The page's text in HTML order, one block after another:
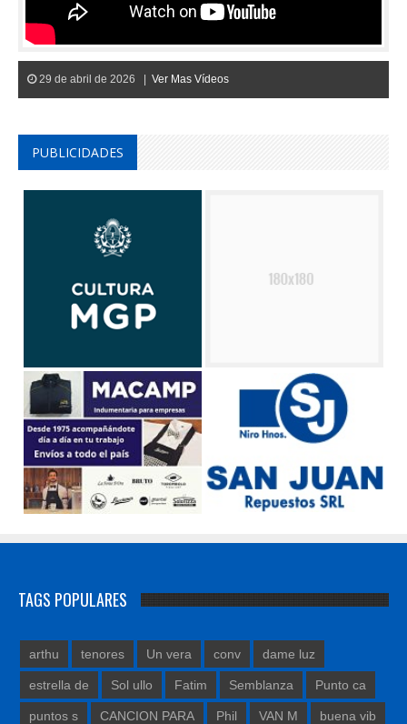
29 de abril de 2026 | Ver Mas Vídeos
PUBLICIDADES
TAGS POPULARES
arthu tenores Un vera conv dame luz
estrella de Sol ullo Fatim Semblanza Punto ca
puntos s CANCION PARA Phil VAN M buena vib